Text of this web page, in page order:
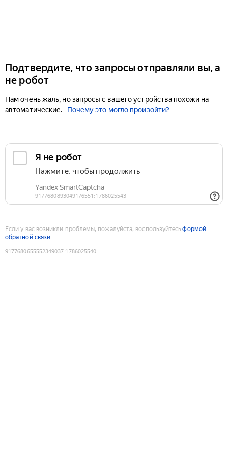
Подтвердите, что запросы отправляли вы, а
не робот
Нам очень жаль, но запросы с вашего устройства похожи на
автоматические.
Почему это могло произойти?
Если у вас возникли проблемы, пожалуйста, воспользуйтесьформой
обратной связи
9177680655552349037:1786025540